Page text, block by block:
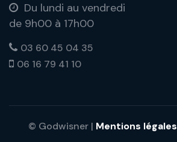
Du lundi au vendredi
de 9h00 à 17h00
03 60 45 04 35
06 16 79 41 10
© Godwisner | Mentions légales